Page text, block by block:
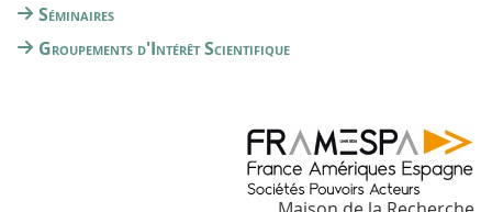
Séminaires
Groupements d'Intérêt Scientifique